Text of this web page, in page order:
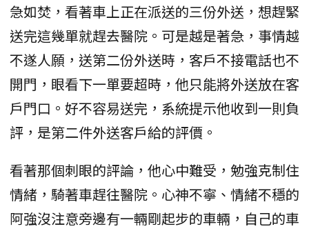
急如焚，看著車上正在派送的三份外送，想趕緊
送完這幾單就趕去醫院。可是越是著急，事情越
不遂人願，送第二份外送時，客戶不接電話也不
開門，眼看下一單要超時，他只能將外送放在客
戶門口。好不容易送完，系統提示他收到一則負
評，是第二件外送客戶給的評價。
看著那個刺眼的評論，他心中難受，勉強克制住
情緒，騎著車趕往醫院。心神不寧、情緒不穩的
阿強沒注意旁邊有一輛剛起步的車輛，自己的車